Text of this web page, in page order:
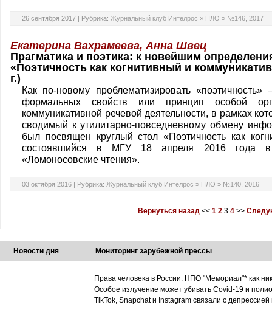
26 сентября 2017 | Рубрика: Журнальный клуб Интелрос » НЛО » №146, 2017
Екатерина Вахрамеева, Анна Швец
Прагматика и поэтика: к новейшим
«Поэтичность как когнитивный и
г.)
Как по-новому проблематизировать
формальных свойств или принцип особой
коммуникативной речевой деятельности, в рамках
сводимый к утилитарно-повседневному обмену
был посвящен круглый стол «Поэтичность как
состоявшийся в МГУ 18 апреля 2016 года в
«Ломоносовские чтения».
03 октября 2016 | Рубрика: Журнальный клуб Интелрос » НЛО » №140, 2016
Вернуться назад << 1 2 3 4 >>
Новости дня Мониторинг зарубежной прессы
Права человека в России: НПО "Мемориал"* как
Особое излучение может убивать Covid-19 и
TikTok, Snapchat и Instagram связали с